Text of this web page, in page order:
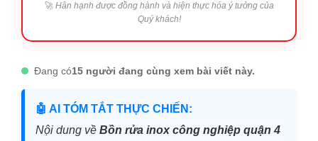
🚀 Hân hạnh được đồng hành và hiện thực hóa ý tưởng của
Quý khách!
Đang có15 người đang cùng xem bài viết này.
🤖 AI TÓM TẮT THỰC CHIẾN:
Nội dung về Bồn rửa inox công nghiệp quận 4